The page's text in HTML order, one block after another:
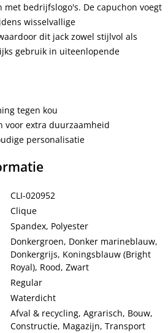
bedrijfslogo's. De capuchon voegt
wisselvallige
dit jack zowel stijlvol als
gebruik in uiteenlopende
tegen kou
voor extra duurzaamheid
personalisatie
CLI-020952
Clique
Spandex, Polyester
Donkergroen, Donker marineblauw,
Donkergrijs, Koningsblauw (Bright
Royal), Rood, Zwart
Regular
Waterdicht
Afval & recycling, Agrarisch, Bouw,
Constructie, Magazijn, Transport